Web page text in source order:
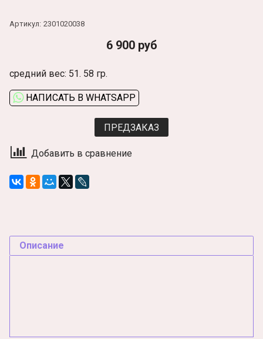
Артикул: 2301020038
6 900 руб
средний вес: 51. 58 гр.
НАПИСАТЬ В WHATSAPP
ПРЕДЗАКАЗ
Добавить в сравнение
Описание